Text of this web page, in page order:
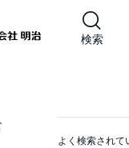
検索
よく検索されて